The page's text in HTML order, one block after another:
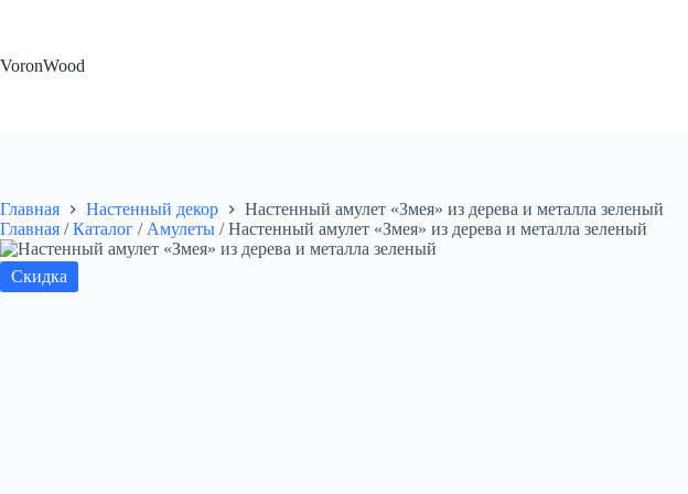
VoronWood
Главная Настенный декор
Настенный амулет «Змея» из дерева и металла зеленый
Главная / Каталог / Амулеты / Настенный амулет «Змея» из дерева и металла зеленый
Скидка